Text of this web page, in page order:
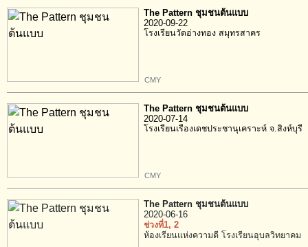
The Pattern ชุมชนต้นแบบ
2020-09-22
โรงเรียนวัดอ่างทอง สมุทรสาคร
CMY
The Pattern ชุมชนต้นแบบ
2020-07-14
โรงเรียนเรืองเดชประชานุเคราะห์ จ.สิงห์บุรี
CMY
The Pattern ชุมชนต้นแบบ
2020-06-16
ช่วงที่1, 2
ห้องเรียนแห่งความดี โรงเรียนอุบลวิทยาคม